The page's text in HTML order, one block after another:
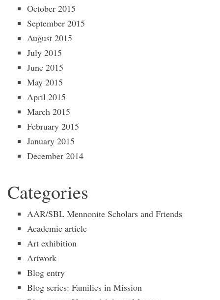
October 2015
September 2015
August 2015
July 2015
June 2015
May 2015
April 2015
March 2015
February 2015
January 2015
December 2014
Categories
AAR/SBL Mennonite Scholars and Friends
Academic article
Art exhibition
Artwork
Blog entry
Blog series: Families in Mission